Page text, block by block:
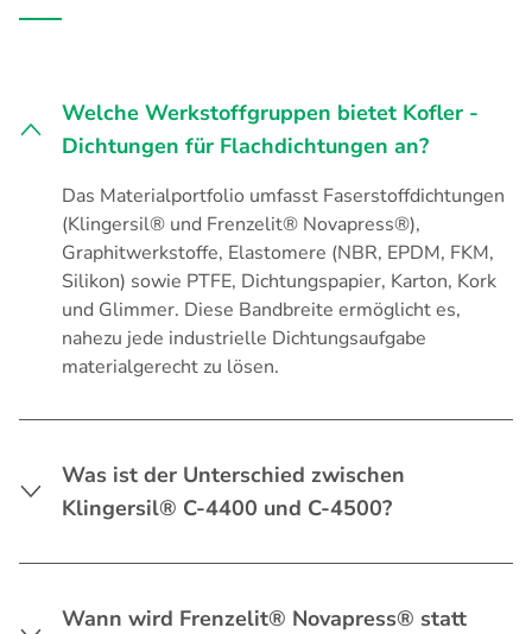
Welche Werkstoffgruppen bietet Kofler -
Dichtungen für Flachdichtungen an?
Das Materialportfolio umfasst Faserstoffdichtungen
(Klingersil® und Frenzelit® Novapress®),
Graphitwerkstoffe, Elastomere (NBR, EPDM, FKM,
Silikon) sowie PTFE, Dichtungspapier, Karton, Kork
und Glimmer. Diese Bandbreite ermöglicht es,
nahezu jede industrielle Dichtungsaufgabe
materialgerecht zu lösen.
Was ist der Unterschied zwischen
Klingersil® C-4400 und C-4500?
Wann wird Frenzelit® Novapress® statt